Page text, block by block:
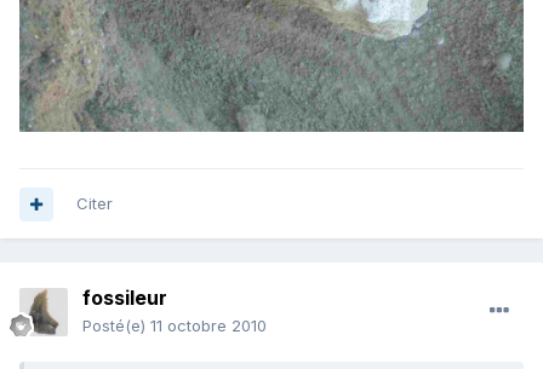
Citer
fossileur
Posté(e) 11 octobre 2010